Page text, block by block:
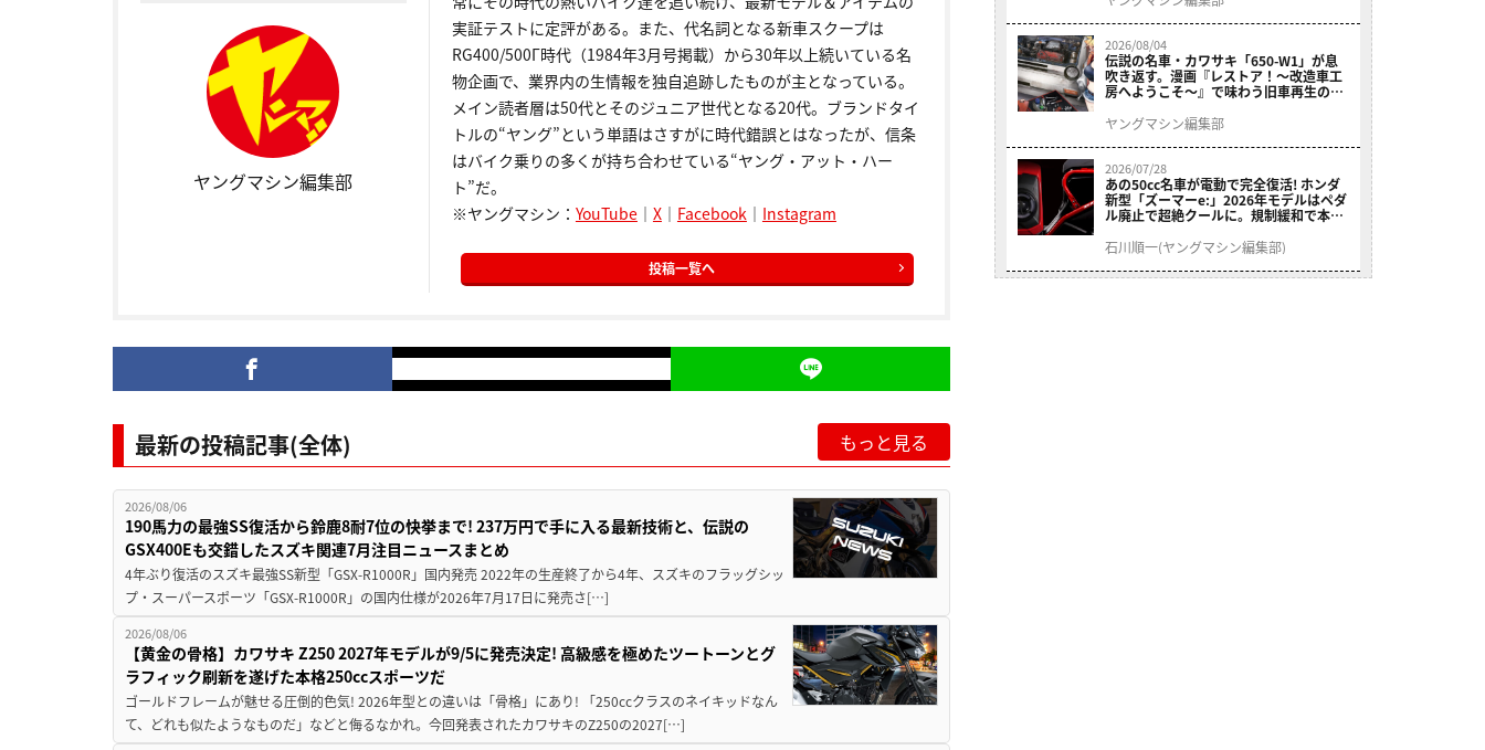
ヤングマシン編集部
実証テストに定評がある。また、代名詞となる新車スクープは
RG400/500Γ時代（1984年3月号掲載）から30年以上続いている名
物企画で、業界内の生情報を独自追跡したものが主となっている。
メイン読者層は50代とそのジュニア世代となる20代。ブランドタイ
トルの“ヤング”という単語はさすがに時代錯誤とはなったが、信条
はバイク乗りの多くが持ち合わせている“ヤング・アット・ハー
ト”だ。
※ヤングマシン： YouTube｜ X｜ Facebook ｜ Instagram
投稿一覧へ
最新の投稿記事(全体) もっと見る
2026/08/06
190馬力の最強SS復活から鈴鹿8耐7位の快挙まで! 237万円で手に入る最新技術と、伝説の
GSX400Eも交錯したスズキ関連7月注目ニュースまとめ
4年ぶり復活のスズキ最強SS新型「GSX-R1000R」国内発売 2022年の生産終了から4年、スズキのフラッグシッ
プ・スーパースポーツ「GSX-R1000R」の国内仕様が2026年7月17日に発売さ[…]
2026/08/06
【黄金の骨格】カワサキ Z250 2027年モデルが9/5に発売決定! 高級感を極めたツートーンとグ
ラフィック刷新を遂げた本格250ccスポーツだ
ゴールドフレームが魅せる圧倒的色気! 2026年型との違いは「骨格」にあり! 「250ccクラスのネイキッドなん
て、どれも似たようなものだ」などと侮るなかれ。今回発表されたカワサキのZ250の2027[…]
2026/08/04
伝説の名車・カワサキ「650-W1」が息
吹き返す。漫画『レストア！～改造車工
房へようこそ～』で味わう旧車再生のロ
ヤングマシン編集部
2026/07/28
あの50cc名車が電動で完全復活! ホンダ
新型「ズーマーe:」2026年モデルはペダ
ル廃止で超絶クールに。規制緩和で本来
石川順一(ヤングマシン編集部)